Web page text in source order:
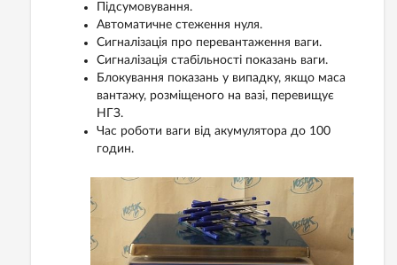
Підсумовування.
Автоматичне стеження нуля.
Сигналізація про перевантаження ваги.
Сигналізація стабільності показань ваги.
Блокування показань у випадку, якщо маса
вантажу, розміщеного на вазі, перевищує
НГЗ.
Час роботи ваги від акумулятора до 100
годин.